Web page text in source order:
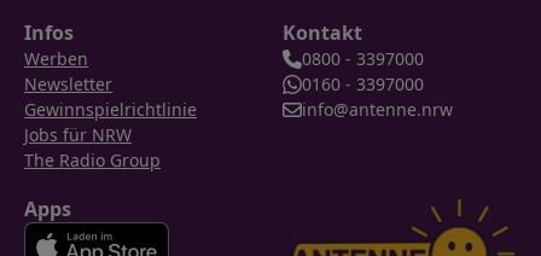
Infos
Werben
Newsletter
Gewinnspielrichtlinie
Jobs für NRW
The Radio Group
Kontakt
0800 - 3397000
0160 - 3397000
info@antenne.nrw
Apps